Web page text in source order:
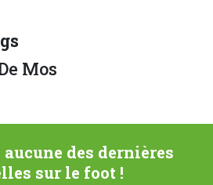
Mos
aucune des dernières
sur le foot !